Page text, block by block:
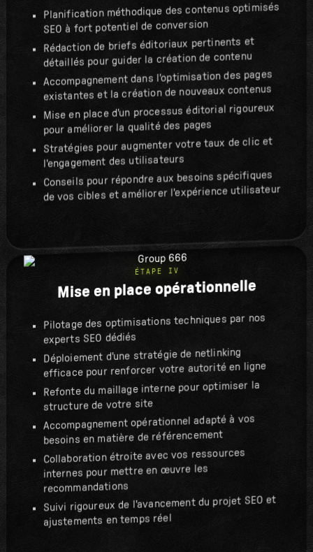
Planification méthodique des contenus optimisés
SEO à fort potentiel de conversion
Rédaction de briefs éditoriaux pertinents et
détaillés pour guider la création de contenu
Accompagnement dans l'optimisation des pages
existantes et la création de nouveaux contenus
Mise en place d'un processus éditorial rigoureux
pour améliorer la qualité des pages
Stratégies pour augmenter votre taux de clic et
l'engagement des utilisateurs
Conseils pour répondre aux besoins spécifiques
de vos cibles et améliorer l'expérience utilisateur
ÉTAPE IV
Mise en place opérationnelle
Pilotage des optimisations techniques par nos
experts SEO dédiés
Déploiement d'une stratégie de netlinking
efficace pour renforcer votre autorité en ligne
Refonte du maillage interne pour optimiser la
structure de votre site
Accompagnement opérationnel adapté à vos
besoins en matière de référencement
Collaboration étroite avec vos ressources
internes pour mettre en œuvre les
recommandations
Suivi rigoureux de l'avancement du projet SEO et
ajustements en temps réel